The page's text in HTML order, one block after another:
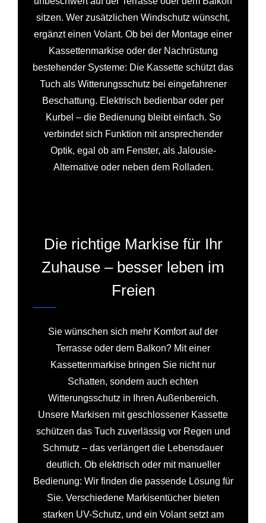
sitzen. Wer zusätzlichen Windschutz wünscht,
ergänzt einen Volant. Ob bei der Montage einer
Kassettenmarkise oder der Nachrüstung
bestehender Systeme: Die Kassette schützt das
Tuch als Witterungsschutz bei eingefahrener
Beschattung. Elektrisch bedienbar oder per
Kurbel – die Bedienung bleibt einfach. So
verbindet sich Funktion mit ansprechender
Optik, egal ob am Fenster, als Jalousie-
Alternative oder neben dem Rolladen.
Die richtige Markise für Ihr
Zuhause – besser leben im
Freien
Sie wünschen sich mehr Komfort auf der
Terrasse oder dem Balkon? Mit einer
Kassettenmarkise bringen Sie nicht nur
Schatten, sondern auch echten
Witterungsschutz in Ihren Außenbereich.
Unsere Markisen mit geschlossener Kassette
schützen das Tuch zuverlässig vor Regen und
Schmutz – das verlängert die Lebensdauer
deutlich. Ob elektrisch oder mit manueller
Bedienung: Wir finden die passende Lösung für
Sie. Verschiedene Markisentücher bieten
starken UV-Schutz, und ein Volant setzt am